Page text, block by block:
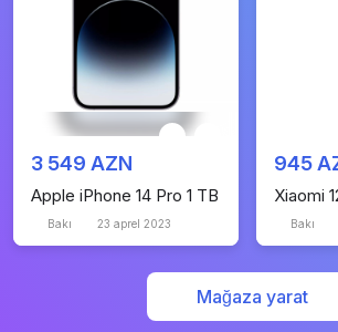
3 549 AZN
Apple iPhone 14 Pro 1 TB
Bakı 23 aprel 2023
945
Xiaomi
Bakı
Mağaza yarat